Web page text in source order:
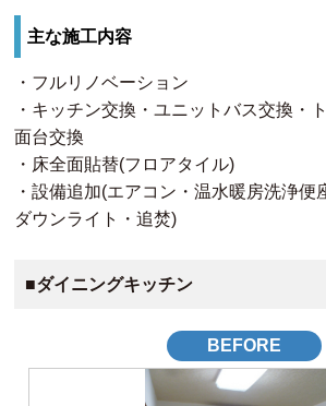
主な施工内容
・フルリノベーション
・キッチン交換・ユニットバス交換・
面台交換
・床全面貼替(フロアタイル)
・設備追加(エアコン・温水暖房洗浄便
ダウンライト・追焚)
■ダイニングキッチン
BEFORE